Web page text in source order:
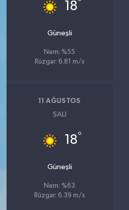
18°
Güneşli
Nem: %55
Rüzgar: 6.81 m/s
11 AĞUSTOS
SALI
18°
Güneşli
Nem: %63
Rüzgar: 6.39 m/s